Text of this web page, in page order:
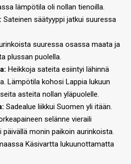
lämpötila oli nollan tienoilla.
Sateinen säätyyppi jatkui suuressa
suuressa osassa maata ja
plussan puolella.
Heikkoja sateita esiintyi lähinnä
Lämpötila kohosi Lappia lukuun
asteita nollan yläpuolelle.
Sadealue liikkui Suomen yli itään.
selänne vieraili
monin paikoin aurinkoista.
Käsivartta lukuunottamatta